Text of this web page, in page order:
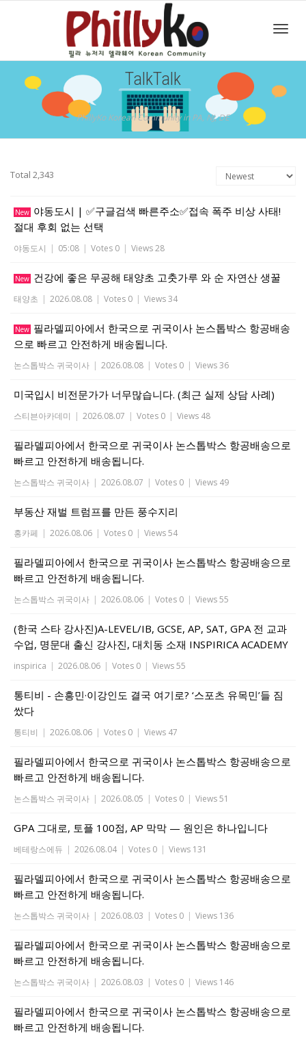
TalkTalk
PhillyKo Korean Community in PA, NJ, DE
Total 2,343
New 야동도시 | ✅구글검색 빠른주소✅접속 폭주 비상 사태!
절대 후회 없는 선택
야동도시 | 05:08 | Votes 0 | Views 28
New 건강에 좋은 무공해 태양초 고춧가루 와 순 자연산 생꿀
태양초 | 2026.08.08 | Votes 0 | Views 34
New 필라델피아에서 한국으로 귀국이사 논스톱박스 항공배송
으로 빠르고 안전하게 배송됩니다.
논스톱박스 귀국이사 | 2026.08.08 | Votes 0 | Views 36
미국입시 비전문가가 너무많습니다. (최근 실제 상담 사례)
스티븐아카데미 | 2026.08.07 | Votes 0 | Views 48
필라델피아에서 한국으로 귀국이사 논스톱박스 항공배송으로
빠르고 안전하게 배송됩니다.
논스톱박스 귀국이사 | 2026.08.07 | Votes 0 | Views 49
부동산 재벌 트럼프를 만든 풍수지리
홍카페 | 2026.08.06 | Votes 0 | Views 54
필라델피아에서 한국으로 귀국이사 논스톱박스 항공배송으로
빠르고 안전하게 배송됩니다.
논스톱박스 귀국이사 | 2026.08.06 | Votes 0 | Views 55
(한국 스타 강사진)A-LEVEL/IB, GCSE, AP, SAT, GPA 전 교과
수업, 명문대 출신 강사진, 대치동 소재 INSPIRICA ACADEMY
inspirica | 2026.08.06 | Votes 0 | Views 55
통티비 - 손흥민·이강인도 결국 여기로? ‘스포츠 유목민’들 짐
쌌다
통티비 | 2026.08.06 | Votes 0 | Views 47
필라델피아에서 한국으로 귀국이사 논스톱박스 항공배송으로
빠르고 안전하게 배송됩니다.
논스톱박스 귀국이사 | 2026.08.05 | Votes 0 | Views 51
GPA 그대로, 토플 100점, AP 막막 — 원인은 하나입니다
베테랑스에듀 | 2026.08.04 | Votes 0 | Views 131
필라델피아에서 한국으로 귀국이사 논스톱박스 항공배송으로
빠르고 안전하게 배송됩니다.
논스톱박스 귀국이사 | 2026.08.03 | Votes 0 | Views 136
필라델피아에서 한국으로 귀국이사 논스톱박스 항공배송으로
빠르고 안전하게 배송됩니다.
논스톱박스 귀국이사 | 2026.08.03 | Votes 0 | Views 146
필라델피아에서 한국으로 귀국이사 논스톱박스 항공배송으로
빠르고 안전하게 배송됩니다.